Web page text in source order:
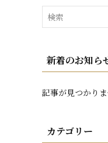
新着のお知ら
記事が見つかりま
カテゴリー